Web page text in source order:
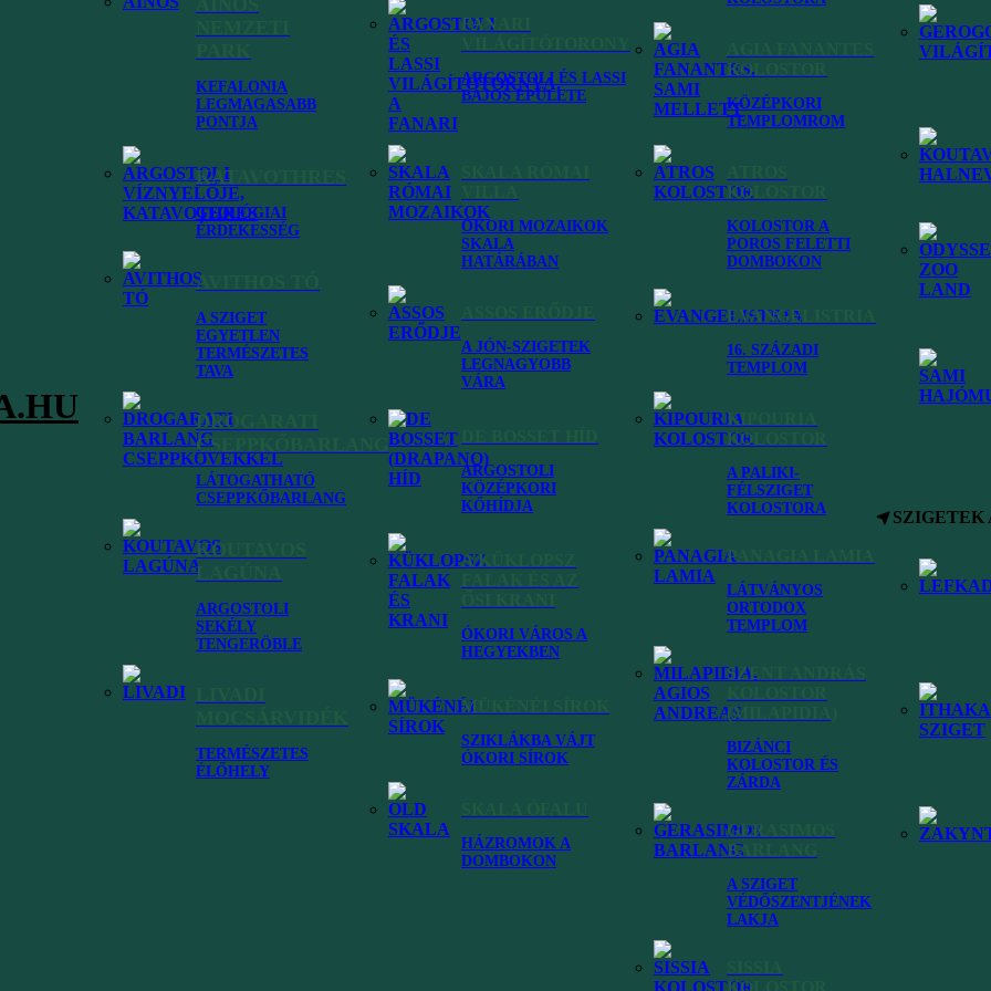
KEFALONIA
LEGMAGASABB
PONTJA
KATAVOTHRES
GEOLÓGIAI
ÉRDEKESSÉG
AVITHOS TÓ
A SZIGET
EGYETLEN
TERMÉSZETES
TAVA
DROGARATI
CSEPPKŐBARLANG
LÁTOGATHATÓ
CSEPPKŐBARLANG
KOUTAVOS
LAGÚNA
ARGOSTOLI
SEKÉLY
TENGERÖBLE
TERMÉSZETES
ÉLŐHELY
FANARI
ARGOSTOLI ÉS LASSI
BÁJOS ÉPÜLETE
ÓKORI MOZAIKOK
SKALA
HATÁRÁBAN
A JÓN-SZIGETEK
LEGNAGYOBB
VÁRA
ARGOSTOLI
KÖZÉPKORI
KŐHÍDJA
A KÜKLOPSZ
ÓKORI VÁROS A
HEGYEKBEN
MÜKÉNÉI SÍROK
SZIKLÁKBA VÁJT
ÓKORI SÍROK
HÁZROMOK A
DOMBOKON
KOLOSTOR
KÖZÉPKORI
TEMPLOMROM
KOLOSTOR
KOLOSTOR A
POROS FELETTI
DOMBOKON
EVANGELISTRIA
16. SZÁZADI
TEMPLOM
KIPOURIA
KOLOSTOR
A PALIKI-
FÉLSZIGET
KOLOSTORA
PANAGIA LAMIA
LÁTVÁNYOS
ORTODOX
TEMPLOM
SZENT ANDRÁS
(MILAPIDIA)
BIZÁNCI
KOLOSTOR ÉS
ZÁRDA
GERASIMOS
BARLANG
A SZIGET
VÉDŐSZENTJÉNEK
LAKJA
SZIGETEK
fel minden szegletét. Elsődleges célunk, hogy mindenki
legjobb helyeit, rejtett gyöngyszemeit, a kihagyhatatlan látnivalókat
is annyira kedvelünk!